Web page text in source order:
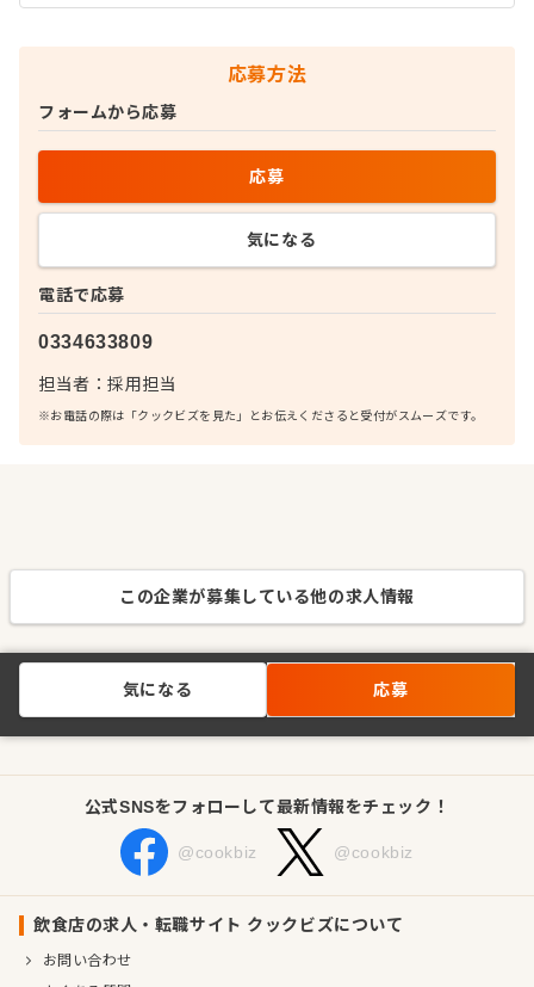
応募方法
電話で応募
0334633809
担当者：採用担当
※お電話の際は「クックビズを見た」とお伝えくださると受付がスムーズです。
フォームから応募
応募
気になる
この企業が募集している他の求人情報
気になる 応募
公式SNSをフォローして最新情報をチェック！
@cookbiz @cookbiz
飲食店の求人・転職サイト クックビズについて
お問い合わせ